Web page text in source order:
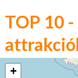
TOP 10
+